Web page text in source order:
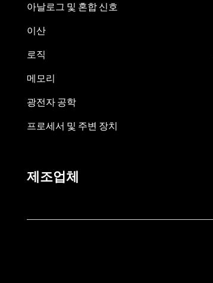
아날로그 및 혼합 신호
이산
로직
메모리
광전자 공학
프로세서 및 주변 장치
제조업체